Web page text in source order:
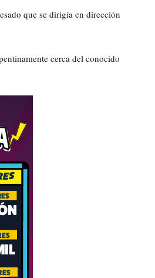
que se dirigía en dirección
cerca del conocido